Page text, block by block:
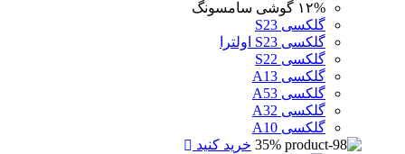
۱۲% گوشی سامسونگ
گلکسی S23
گلکسی S23 اولترا
گلکسی S22
گلکسی A13
گلکسی A53
گلکسی A32
گلکسی A10
35% خرید کنید